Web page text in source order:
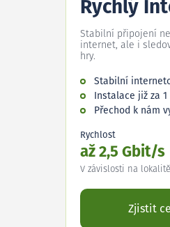
Rychlý
Stabilní připojení
internet, ale i
hry.
Stabilní
Instalace již za 1
Přechod k nám
Rychlost
až 2,5 Gbit/s
V závislosti na lokalitě.
Zjistit